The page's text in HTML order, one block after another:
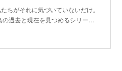
ちがそれに気づいていないだけ。
の過去と現在を見つめるシリー…